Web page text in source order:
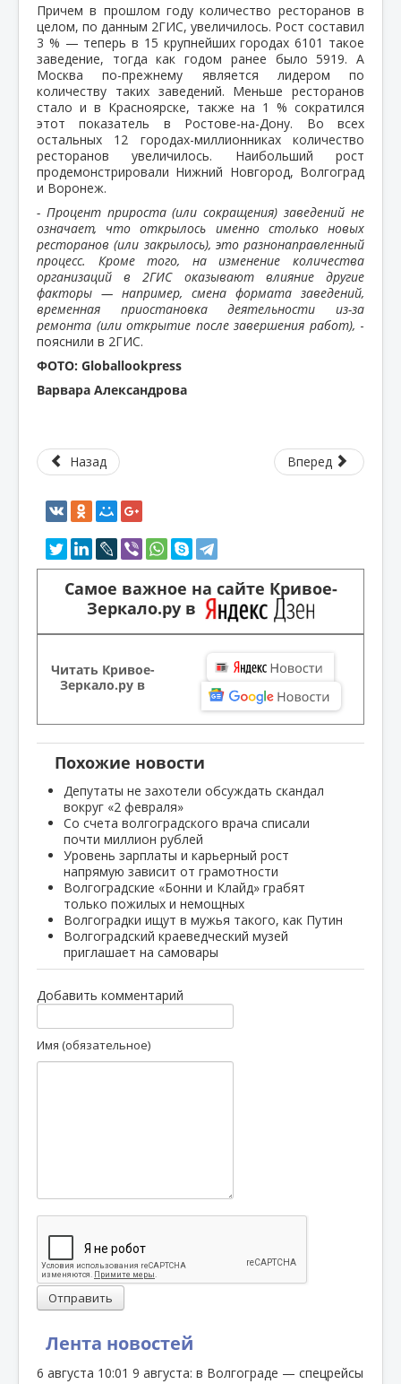
Лента новостей
6 августа 10:01 9 августа: в Волгограде — спецрейсы
Причем в прошлом году количество ресторанов в
целом, по данным 2ГИС, увеличилось. Рост составил
3 % — теперь в 15 крупнейших городах 6101 такое
заведение, тогда как годом ранее было 5919. А
Москва по-прежнему является лидером по
количеству таких заведений. Меньше ресторанов
стало и в Красноярске, также на 1 % сократился
этот показатель в Ростове-на-Дону. Во всех
остальных 12 городах-миллионниках количество
ресторанов увеличилось. Наибольший рост
продемонстрировали Нижний Новгород, Волгоград
и Воронеж.
- Процент прироста (или сокращения) заведений не
означает, что открылось именно столько новых
ресторанов (или закрылось), это разнонаправленный
процесс. Кроме того, на изменение количества
организаций в 2ГИС оказывают влияние другие
факторы — например, смена формата заведений,
временная приостановка деятельности из-за
ремонта (или открытие после завершения работ), -
пояснили в 2ГИС.
ФОТО: Globallookpress
Варвара Александрова
Назад Вперед
Самое важное на сайте Кривое-
Зеркало.ру в
Читать Кривое-
Зеркало.ру в
Похожие новости
Депутаты не захотели обсуждать скандал
вокруг «2 февраля»
Со счета волгоградского врача списали
почти миллион рублей
Уровень зарплаты и карьерный рост
напрямую зависит от грамотности
Волгоградские «Бонни и Клайд» грабят
только пожилых и немощных
Волгоградки ищут в мужья такого, как Путин
Волгоградский краеведческий музей
приглашает на самовары
Добавить комментарий
Имя (обязательное)
Отправить